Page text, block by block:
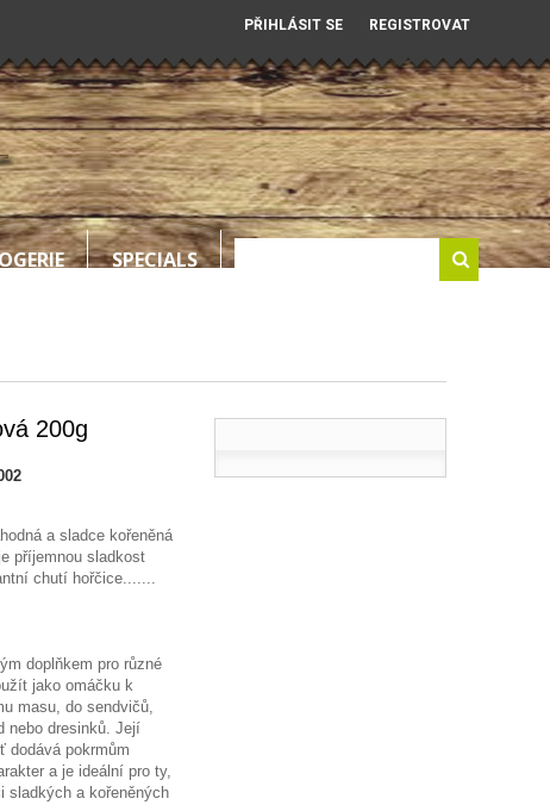
PŘIHLÁSIT SE REGISTROVAT
SPECIALS
200g
a sladce kořeněná
příjemnou sladkost
chutí hořčice.......
doplňkem pro různé
jako omáčku k
masu, do sendvičů,
nebo dresinků. Její
dodává pokrmům
a je ideální pro ty,
sladkých a kořeněných